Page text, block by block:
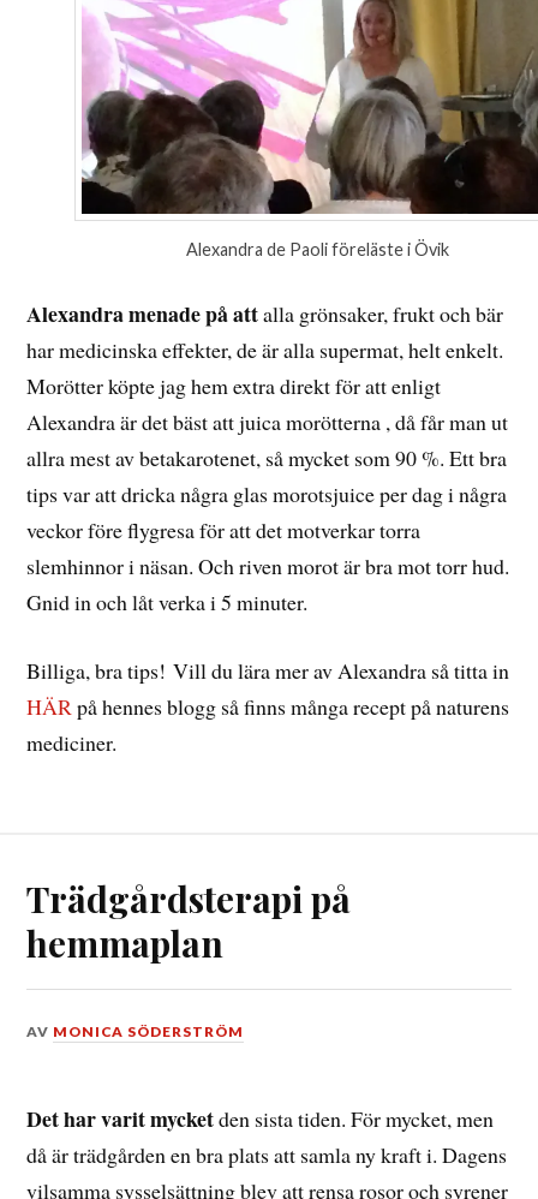
Alexandra de Paoli föreläste i Övik
Alexandra menade på attalla grönsaker, frukt och bär
har medicinska effekter, de är alla supermat, helt enkelt.
Morötter köpte jag hem extra direkt för att enligt
Alexandra är det bäst att juica morötterna , då får man ut
allra mest av betakarotenet, så mycket som 90 %. Ett bra
tips var att dricka några glas morotsjuice per dag i några
veckor före flygresa för att det motverkar torra
slemhinnor i näsan. Och riven morot är bra mot torr hud.
Gnid in och låt verka i 5 minuter.
Billiga, bra tips! Vill du lära mer av Alexandra så titta in
HÄR på hennes blogg så finns många recept på naturens
mediciner.
Trädgårdsterapi på
hemmaplan
DEN
2017
AV MONICA SÖDERSTRÖM
Det har varit mycketden sista tiden. För mycket, men
då är trädgården en bra plats att samla ny kraft i. Dagens
vilsamma sysselsättning blev att rensa rosor och syrener